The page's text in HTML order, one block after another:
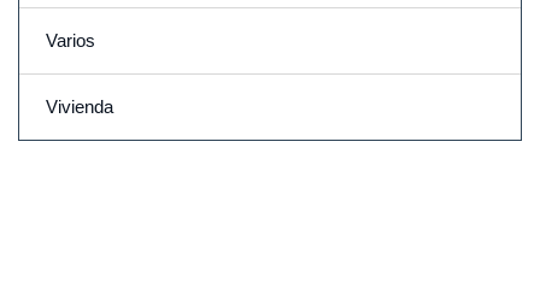
Varios
Vivienda